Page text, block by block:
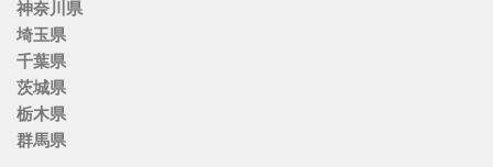
神奈川県
埼玉県
千葉県
茨城県
栃木県
群馬県